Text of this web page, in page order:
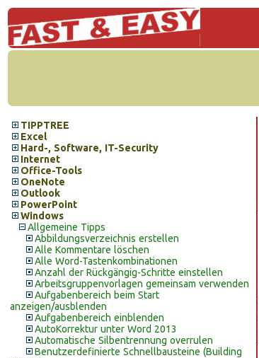
TIPPTREE
Excel
Hard-, Software, IT-Security
Internet
Office-Tools
OneNote
Outlook
PowerPoint
Windows
Allgemeine Tipps
Abbildungsverzeichnis erstellen
Alle Kommentare löschen
Alle Word-Tastenkombinationen
Anzahl der Rückgängig-Schritte einstellen
Arbeitsgruppenvorlagen gemeinsam verwenden
Aufgabenbereich beim Start
anzeigen/ausblenden
Aufgabenbereich einblenden
AutoKorrektur unter Word 2013
Automatische Silbentrennung overrulen
Benutzerdefinierte Schnellbausteine (Building